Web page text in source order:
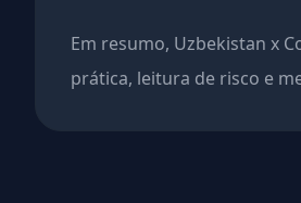
Em resumo, Uzbekistan x
prática, leitura de risco e